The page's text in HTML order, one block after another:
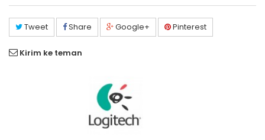
Tweet Share Google+ Pinterest
Kirim ke teman